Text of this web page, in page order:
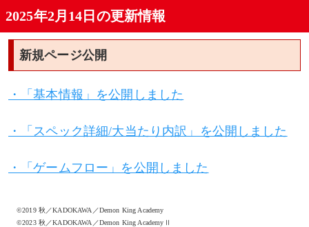
2025年2月14日の更新情報
新規ページ公開
・「基本情報」を公開しました
・「スペック詳細/大当たり内訳」を公開しました
・「ゲームフロー」を公開しました
©2019 秋／KADOKAWA／Demon King Academy
©2023 秋／KADOKAWA／Demon King AcademyⅡ